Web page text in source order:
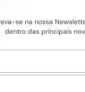
se na nossa
dentro das principais